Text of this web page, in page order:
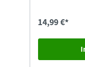
14,99 €*